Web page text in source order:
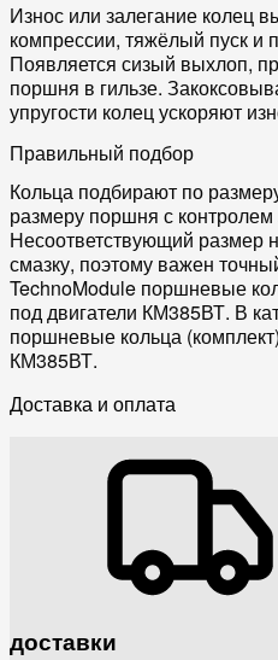
Износ или залегание колец
компрессии, тяжёлый пуск
Появляется сизый выхлоп,
поршня в гильзе.
упругости колец ускоряют
Правильный подбор
Кольца подбирают по
размеру поршня с контролем
Несоответствующий размер
смазку, поэтому важен
TechnoModule поршневые
под двигатели КМ385ВТ. В
поршневые кольца
КМ385ВТ.
Доставка и оплата
доставки